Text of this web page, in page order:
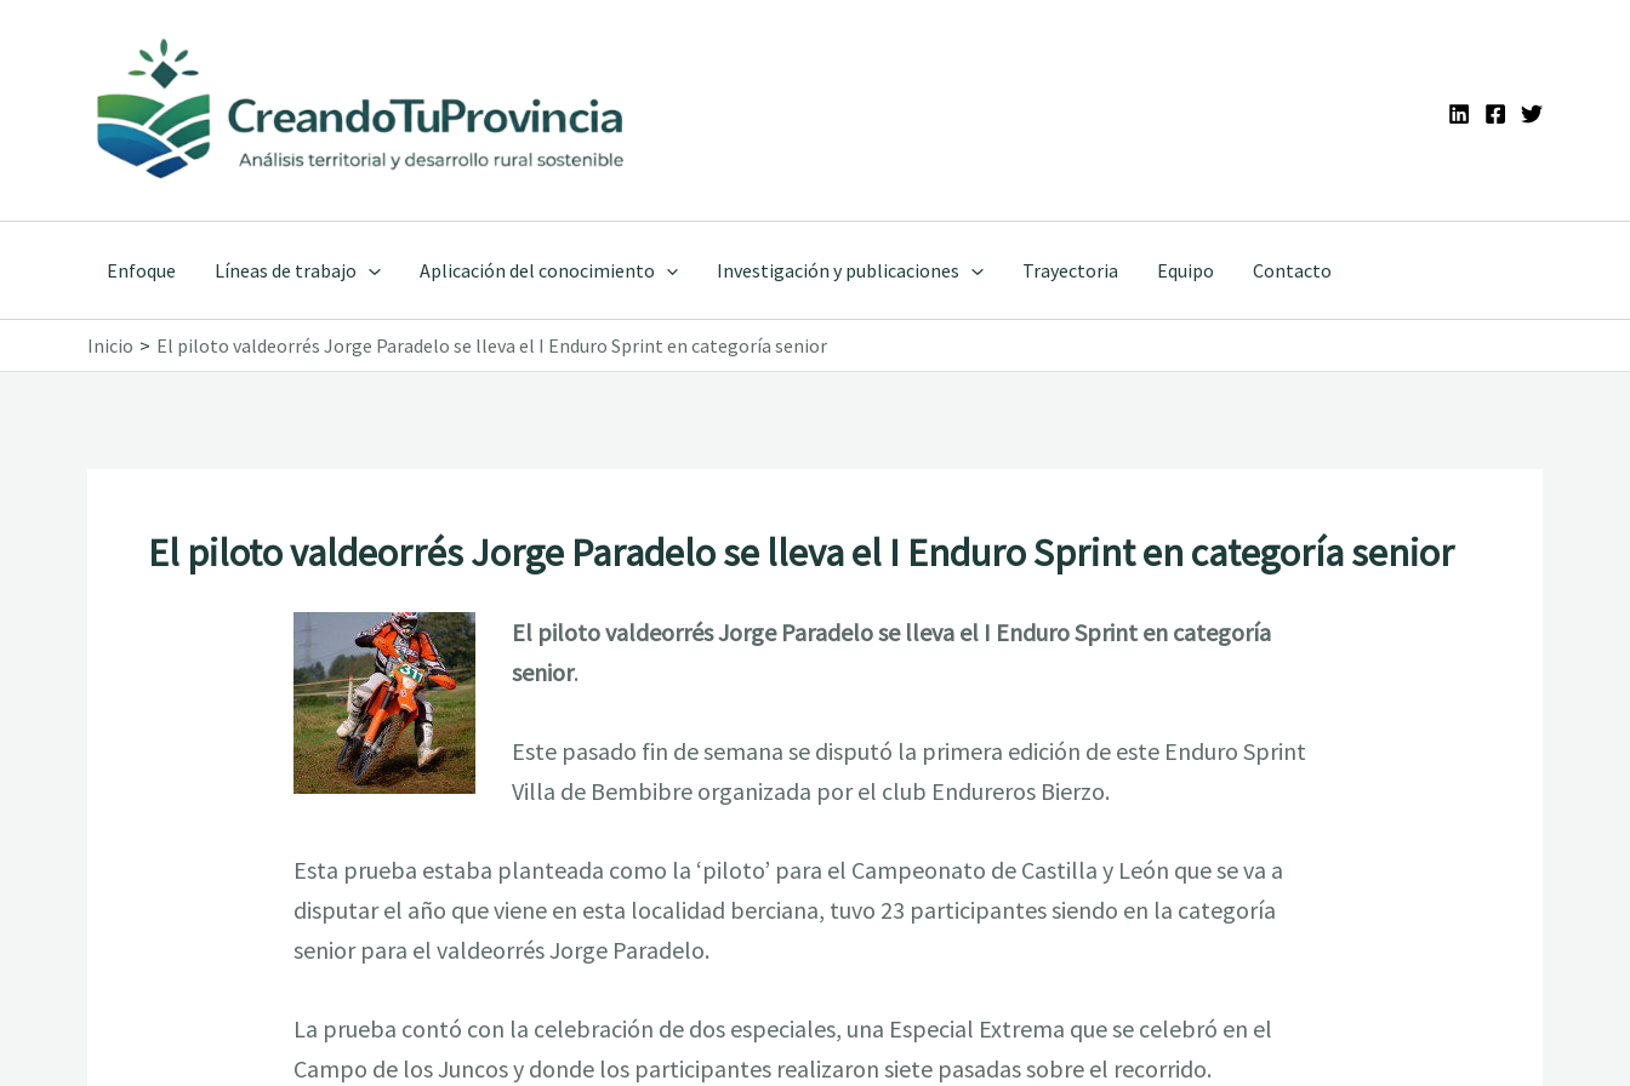
contenido
Enfoque Líneas de trabajo Aplicación del conocimiento Investigación y publicaciones Trayectoria Equipo Contacto
Inicio El piloto valdeorrés Jorge Paradelo se lleva el I Enduro Sprint en categoría senior
El piloto valdeorrés Jorge Paradelo se lleva el I Enduro Sprint en categoría senior
El piloto valdeorrés Jorge Paradelo se lleva el I Enduro Sprint en categoría
senior.
Este pasado fin de semana se disputó la primera edición de este Enduro Sprint
Villa de Bembibre organizada por el club Endureros Bierzo.
Esta prueba estaba planteada como la ‘piloto’ para el Campeonato de Castilla y León que se va a
disputar el año que viene en esta localidad berciana, tuvo 23 participantes siendo en la categoría
senior para el valdeorrés Jorge Paradelo.
La prueba contó con la celebración de dos especiales, una Especial Extrema que se celebró en el
Campo de los Juncos y donde los participantes realizaron siete pasadas sobre el recorrido.